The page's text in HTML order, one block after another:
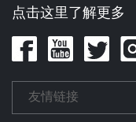
点击这里了解更多
友情链接